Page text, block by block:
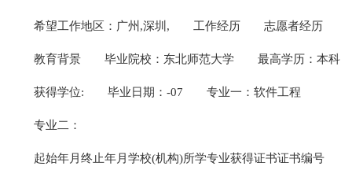
希望工作地区：广州,深圳, 工作经历 志愿者经历
教育背景 毕业院校：东北师范大学 最高学历：本科
获得学位: 毕业日期：-07 专业一：软件工程
专业二：
起始年月终止年月学校(机构)所学专业获得证书证书编号